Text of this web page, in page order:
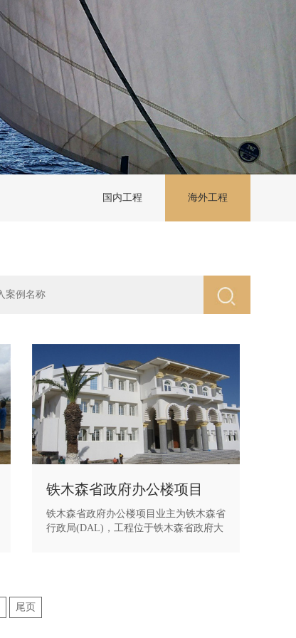
国内工程 海外工程
铁木森省政府办公楼项目
铁木森省政府办公楼项目业主为铁木森省
行政局(DAL)，工程位于铁木森省政府大
尾页